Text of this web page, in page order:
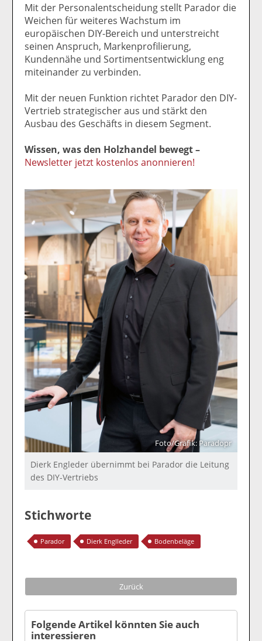
Mit der Personalentscheidung stellt Parador die
Weichen für weiteres Wachstum im
europäischen DIY-Bereich und unterstreicht
seinen Anspruch, Markenprofilierung,
Kundennähe und Sortimentsentwicklung eng
miteinander zu verbinden.
Mit der neuen Funktion richtet Parador den DIY-
Vertrieb strategischer aus und stärkt den
Ausbau des Geschäfts in diesem Segment.
Wissen, was den Holzhandel bewegt –
Newsletter jetzt kostenlos anonnieren!
Foto/Grafik: Paradopr
Dierk Engleder übernimmt bei Parador die Leitung
des DIY-Vertriebs
Stichworte
Parador Dierk Englleder Bodenbeläge
Zurück
Folgende Artikel könnten Sie auch
interessieren